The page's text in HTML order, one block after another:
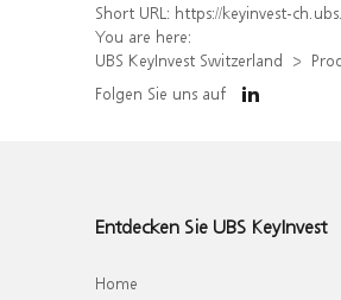
Short URL: https://keyinvest-ch.ubs.com/produkt/detail/
You are here:
UBS KeyInvest Switzerland
Folgen Sie uns auf
Entdecken Sie UBS KeyInvest
Home